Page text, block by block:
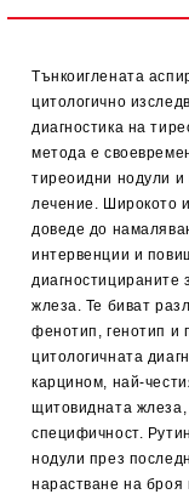
Тънкоиглената
цитологично
диагностика на
метода е
тиреоидни нодули и
лечение. Широкото
доведе до
интервенции и
диагностицираните
жлеза. Те биват
фенотип, генотип и
цитологичната
карцином, най-
щитовидната жлеза,
специфичност.
нодули през
нарастване на броя